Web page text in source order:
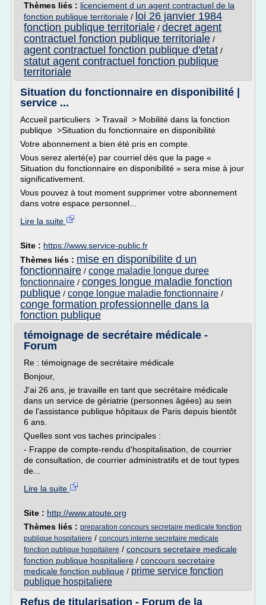
Thèmes liés : licenciement d un agent contractuel de la
fonction publique territoriale / loi 26 janvier 1984
fonction publique territoriale / decret agent
contractuel fonction publique territoriale /
agent contractuel fonction publique d'etat /
statut agent contractuel fonction publique
territoriale
Situation du fonctionnaire en disponibilité |
service ...
Accueil particuliers > Travail > Mobilité dans la fonction
publique >Situation du fonctionnaire en disponibilité
Votre abonnement a bien été pris en compte.
Vous serez alerté(e) par courriel dès que la page «
Situation du fonctionnaire en disponibilité » sera mise à jour
significativement.
Vous pouvez à tout moment supprimer votre abonnement
dans votre espace personnel...
Lire la suite
Site : https://www.service-public.fr
Thèmes liés : mise en disponibilite d un
fonctionnaire / conge maladie longue duree
fonctionnaire / conges longue maladie fonction
publique / conge longue maladie fonctionnaire /
conge formation professionnelle dans la
fonction publique
témoignage de secrétaire médicale -
Forum
Re : témoignage de secrétaire médicale
Bonjour,
J'ai 26 ans, je travaille en tant que secrétaire médicale
dans un service de gériatrie (personnes âgées) au sein
de l'assistance publique hôpitaux de Paris depuis bientôt
6 ans.
Quelles sont vos taches principales :
- Frappe de compte-rendu d'hospitalisation, de courrier
de consultation, de courrier administratifs et de tout types
de...
Lire la suite
Site : http://www.atoute.org
Thèmes liés : preparation concours secretaire medicale fonction
publique hospitaliere / concours interne secretaire medicale
fonction publique hospitaliere / concours secretaire medicale
fonction publique hospitaliere / concours secretaire
medicale fonction publique / prime service fonction
publique hospitaliere
Refus de titularisation - Forum de la